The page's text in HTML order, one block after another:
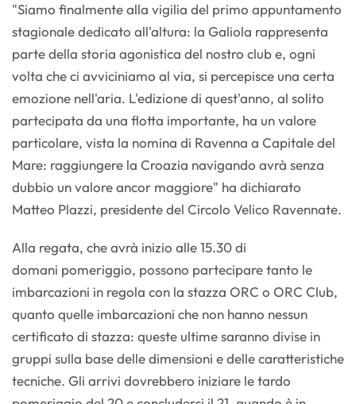
"Siamo finalmente alla vigilia del primo appuntamento
stagionale dedicato all'altura: la Galiola rappresenta
parte della storia agonistica del nostro club e, ogni
volta che ci avviciniamo al via, si percepisce una certa
emozione nell'aria. L'edizione di quest'anno, al solito
partecipata da una flotta importante, ha un valore
particolare, vista la nomina di Ravenna a Capitale del
Mare: raggiungere la Croazia navigando avrà senza
dubbio un valore ancor maggiore" ha dichiarato
Matteo Plazzi, presidente del Circolo Velico Ravennate.
Alla regata, che avrà inizio alle 15.30 di
domani pomeriggio, possono partecipare tanto le
imbarcazioni in regola con la stazza ORC o ORC Club,
quanto quelle imbarcazioni che non hanno nessun
certificato di stazza: queste ultime saranno divise in
gruppi sulla base delle dimensioni e delle caratteristiche
tecniche. Gli arrivi dovrebbero iniziare le tardo